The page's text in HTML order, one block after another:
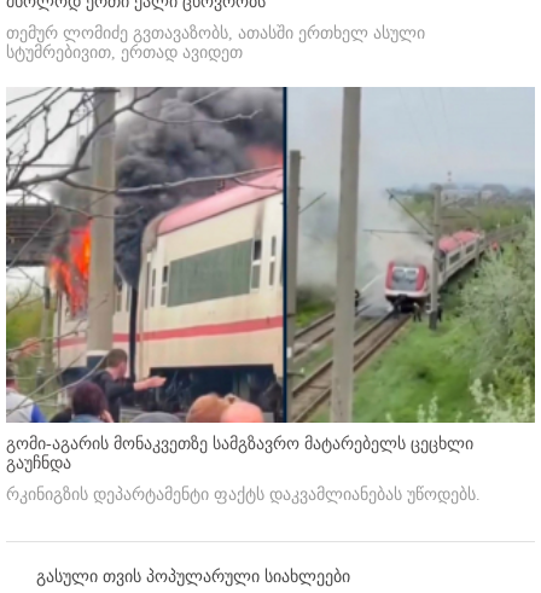
თემურ ლომიძე გვთავაზობს, ათასში ერთხელ ასული
სტუმრებივით, ერთად ავიდეთ
გომი-აგარის მონაკვეთზე სამგზავრო მატარებელს ცეცხლი
გაუჩნდა
რკინიგზის დეპარტამენტი ფაქტს დაკვამლიანებას უწოდებს.
გასული თვის პოპულარული სიახლეები